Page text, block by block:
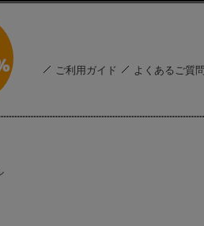
ご利用ガイド よくあるご質